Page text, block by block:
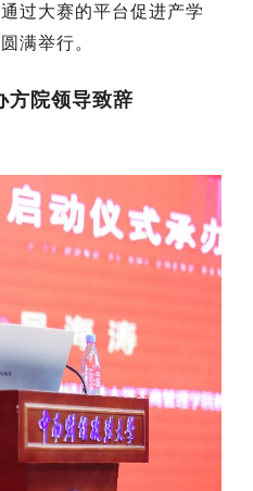
过大赛的平台促进产学
满举行。
方院领导致辞